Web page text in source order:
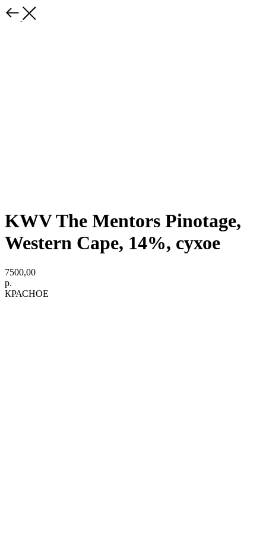
KWV The Mentors Pinotage,
Western Cape, 14%, сухое
7500,00
р.
КРАСНОЕ